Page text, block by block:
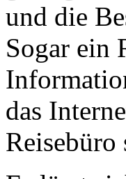
und die
Sogar ein
das
Reisebüro